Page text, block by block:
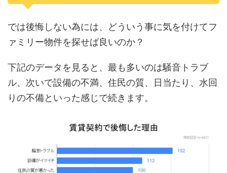
では後悔しない為には、どういう事に気を付けてフ
ァミリー物件を探せば良いのか？
下記のデータを見ると、最も多いのは騒音トラブ
ル、次いで設備の不満、住民の質、日当たり、水回
りの不備といった感じで続きます。